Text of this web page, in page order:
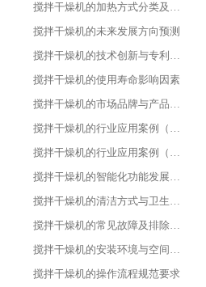
搅拌干燥机的加热方式分类及适用场景
搅拌干燥机的未来发展方向预测​
搅拌干燥机的技术创新与专利成果​
搅拌干燥机的使用寿命影响因素​
搅拌干燥机的市场品牌与产品对比​
搅拌干燥机的行业应用案例（化工行业）​
搅拌干燥机的行业应用案例（塑料行业）​
搅拌干燥机的智能化功能发展趋势​
搅拌干燥机的清洁方式与卫生标准
搅拌干燥机的常见故障及排除方法​
搅拌干燥机的安装环境与空间要求​
搅拌干燥机的操作流程规范要求​